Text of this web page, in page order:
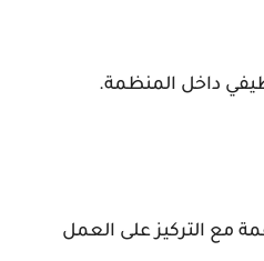
مع التركيز على العمل